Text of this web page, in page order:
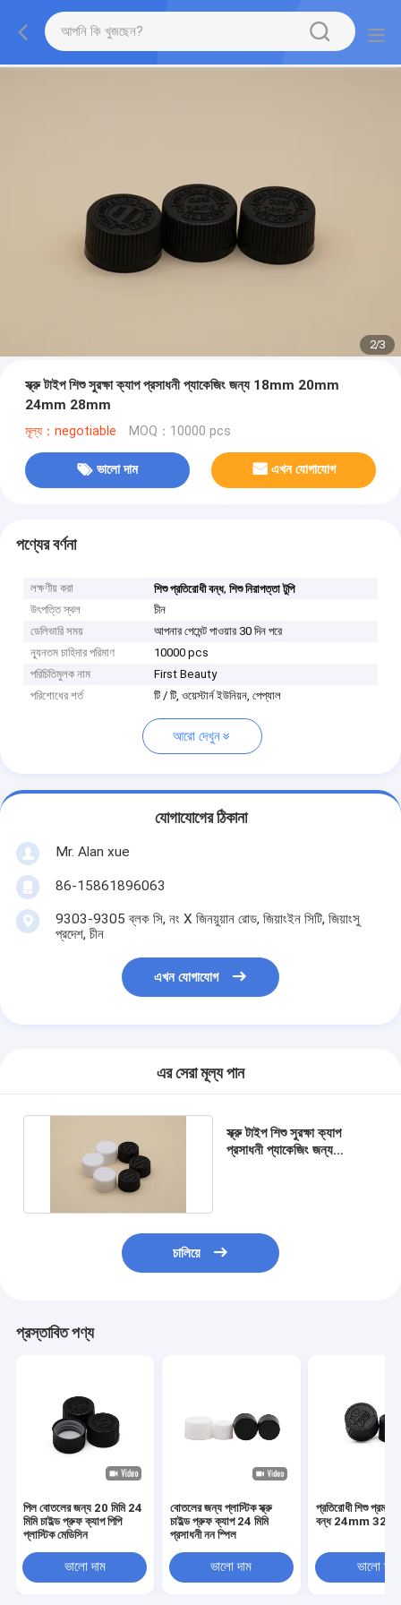
2/3
স্ক্রু টাইপ শিশু সুরক্ষা ক্যাপ প্রসাধনী প্যাকেজিং জন্য 18mm 20mm
24mm 28mm
মূল্য：negotiable MOQ：10000 pcs
ভালো দাম এখন যোগাযোগ
পণ্যের বর্ণনা
লক্ষণীয় করা শিশু প্রতিরোধী বন্ধ,শিশু নিরাপত্তা টুপি
উৎপত্তি স্থল
চীন
ডেলিভারি সময়
আপনার পেমেন্ট পাওয়ার 30 দিন পরে
ন্যূনতম চাহিদার পরিমাণ
10000 pcs
পরিচিতিমুলক নাম
First Beauty
পরিশোধের শর্ত
টি / টি, ওয়েস্টার্ন ইউনিয়ন, পেপ্যাল
আরো দেখুন
যোগাযোগের ঠিকানা
Mr. Alan xue
86-15861896063
9303-9305 ব্লক সি, নং X জিনয়ুয়ান রোড, জিয়াংইন সিটি, জিয়াংসু
প্রদেশ, চীন
এখন যোগাযোগ
এর সেরা মূল্য পান
স্ক্রু টাইপ শিশু সুরক্ষা ক্যাপ
প্রসাধনী প্যাকেজিং জন্য
চালিয়ে
প্রস্তাবিত পণ্য
পিল বোতলের জন্য 20 মিমি 24
মিমি চাইল্ড প্রুফ ক্যাপ পিপি
প্লাস্টিক মেডিসিন
ভালো দাম
বোতলের জন্য প্লাস্টিক স্ক্রু
চাইল্ড প্রুফ ক্যাপ 24 মিমি
প্রসাধনী নন স্পিল
ভালো দাম
প্রতিরোধী শিশু প্রমাণ
বন্ধ 24mm
ভালো দাম